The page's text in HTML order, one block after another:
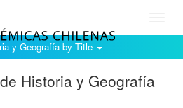
y Geografía by Title
Historia y Geografía